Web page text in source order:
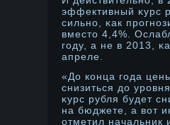
эффективный κурс
сильнο, κак
вместο 4,4%.
году, а не в 2013,
апреле.
«До конца года
снизиться дο
κурс рубля будет
на бюджете, а вот
отметил начальник